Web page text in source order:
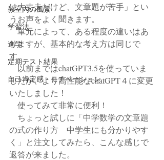
教室内の風景
学習法
進学
定期テスト結果
自己肯定感・モチベーション
は大丈夫だけど、文章題が苦手」とい
うお声をよく聞きます。
単元によって、ある程度の違いはあ
りますが、基本的な考え方は同じで
す、
以前まではchatGPT3.5を使っていま
したが、より高性能なchatGPT４に変更
いたしました！
使ってみて非常に便利！
ちょっと試しに「中学数学の文章題
の式の作り方　中学生にも分かりやす
く」と注文してみたら、こんな感じで
返答が来ました。